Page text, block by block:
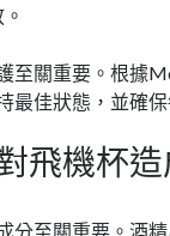
至關重要。根據
最佳狀態，並確
飛機杯造
分至關重要。酒